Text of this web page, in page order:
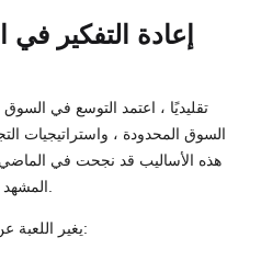
إعادة التفكير
تقليديًا ، اعتمد التوسع في
السوق المحدودة ، واستراتيجيات
هذه الأساليب قد نجحت في الماضي ،
المشهد العالمي المفرط للمنافسة اليوم.
AI يغير اللعبة عن طريق تمكين الشركات من: